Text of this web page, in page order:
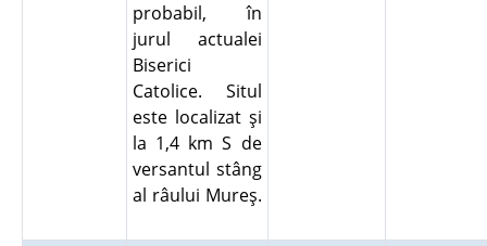
probabil, în
jurul actualei
Biserici
Catolice. Situl
este localizat şi
la 1,4 km S de
versantul stâng
al râului Mureş.